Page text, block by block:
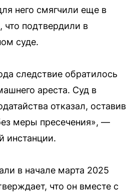
него смягчили еще в
что подтвердили в
суде.
следствие обратилось
ареста. Суд в
отказал, оставив
меры пресечения», —
инстанции.
в начале марта 2025
что он вместе с